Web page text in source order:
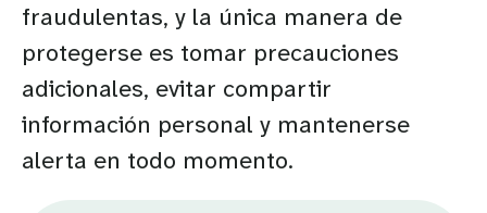
fraudulentas, y la única manera de
protegerse es tomar precauciones
adicionales, evitar compartir
información personal y mantenerse
alerta en todo momento.